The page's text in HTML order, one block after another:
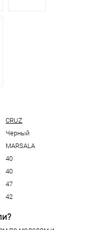
CRUZ
Черный
MARSALA
40
40
47
42